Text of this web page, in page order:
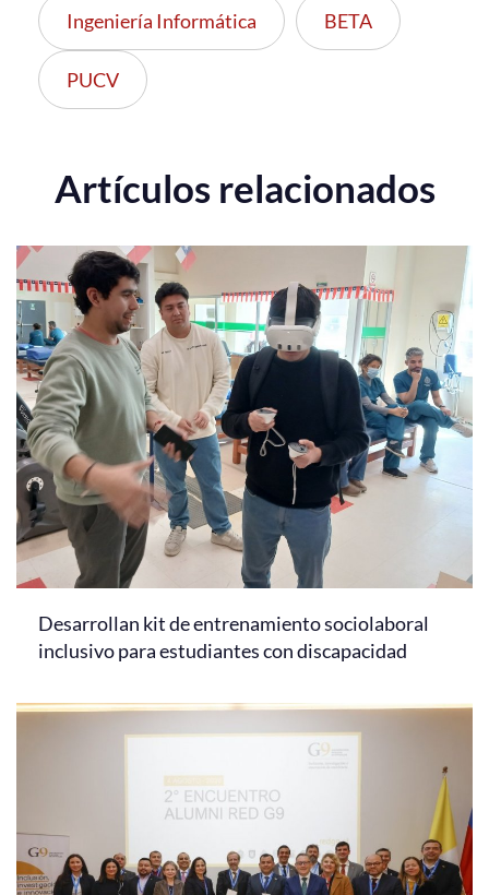
Ingeniería Informática BETA
PUCV
Artículos relacionados
Desarrollan kit de entrenamiento sociolaboral
inclusivo para estudiantes con discapacidad